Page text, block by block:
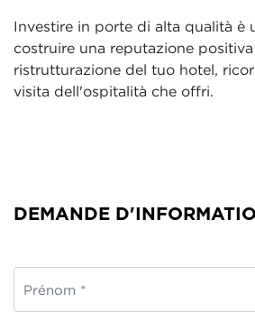
Investire in porte di alta qualità è
costruire una reputazione
ristrutturazione del tuo hotel,
visita dell'ospitalità che offri.
DEMANDE